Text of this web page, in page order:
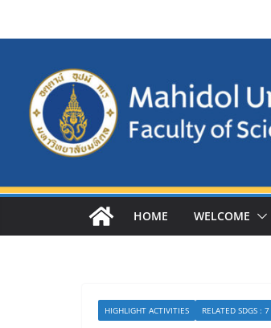
HOME WELCOME
HIGHLIGHT ACTIVITIES RELATED SDGS : 7